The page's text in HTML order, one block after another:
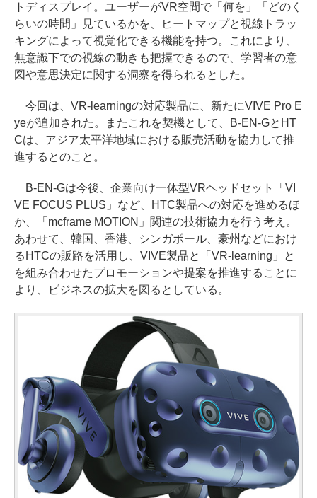
トディスプレイ。ユーザーがVR空間で「何を」「どのく
らいの時間」見ているかを、ヒートマップと視線トラッ
キングによって視覚化できる機能を持つ。これにより、
無意識下での視線の動きも把握できるので、学習者の意
図や意思決定に関する洞察を得られるとした。
今回は、VR-learningの対応製品に、新たにVIVE Pro E
yeが追加された。またこれを契機として、B-EN-GとHT
Cは、アジア太平洋地域における販売活動を協力して推
進するとのこと。
B-EN-Gは今後、企業向け一体型VRヘッドセット「VI
VE FOCUS PLUS」など、HTC製品への対応を進めるほ
か、「mcframe MOTION」関連の技術協力を行う考え。
あわせて、韓国、香港、シンガポール、豪州などにおけ
るHTCの販路を活用し、VIVE製品と「VR-learning」と
を組み合わせたプロモーションや提案を推進することに
より、ビジネスの拡大を図るとしている。